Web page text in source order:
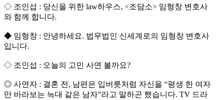
◇ 조인섭 : 당신을 위한 law하우스, <조담소> 임형창 변호사
와 함께 합니다.
◆ 임형창 : 안녕하세요. 법무법인 신세계로의 임형창 변호사
입니다.
◇ 조인섭 : 오늘의 고민 사연 볼까요?
◎ 사연자 : 결혼 전, 남편은 입버릇처럼 자신을 “평생 한 여자
만 바라보는 늑대 같은 남자”라고 말하곤 했습니다. TV 드라